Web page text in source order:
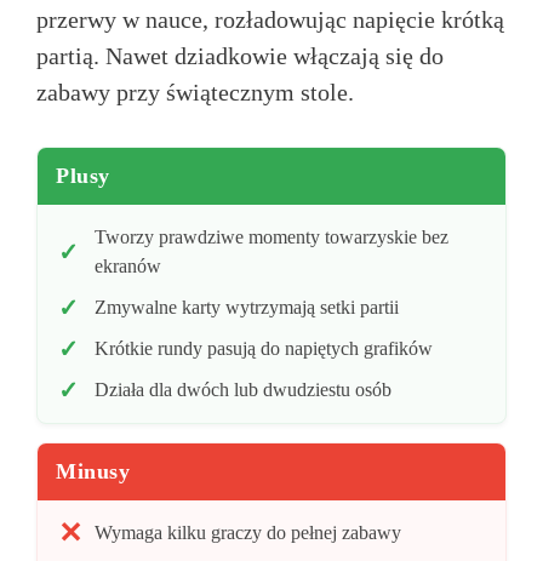
przerwy w nauce, rozładowując napięcie krótką
partią. Nawet dziadkowie włączają się do
zabawy przy świątecznym stole.
Plusy
Tworzy prawdziwe momenty towarzyskie bez
ekranów
Zmywalne karty wytrzymają setki partii
Krótkie rundy pasują do napiętych grafików
Działa dla dwóch lub dwudziestu osób
Minusy
Wymaga kilku graczy do pełnej zabawy